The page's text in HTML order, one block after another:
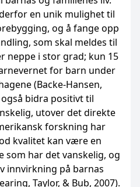
en unik mulighet til
og å fange opp
som skal meldes til
neppe i stor grad; kun 15
for barn under
(Backe-Hansen,
bidra positivt til
utover det direkte
forskning har
kvalitet kan være en
har det vanskelig, og
innvirkning på barnas
Taylor, & Bub, 2007).